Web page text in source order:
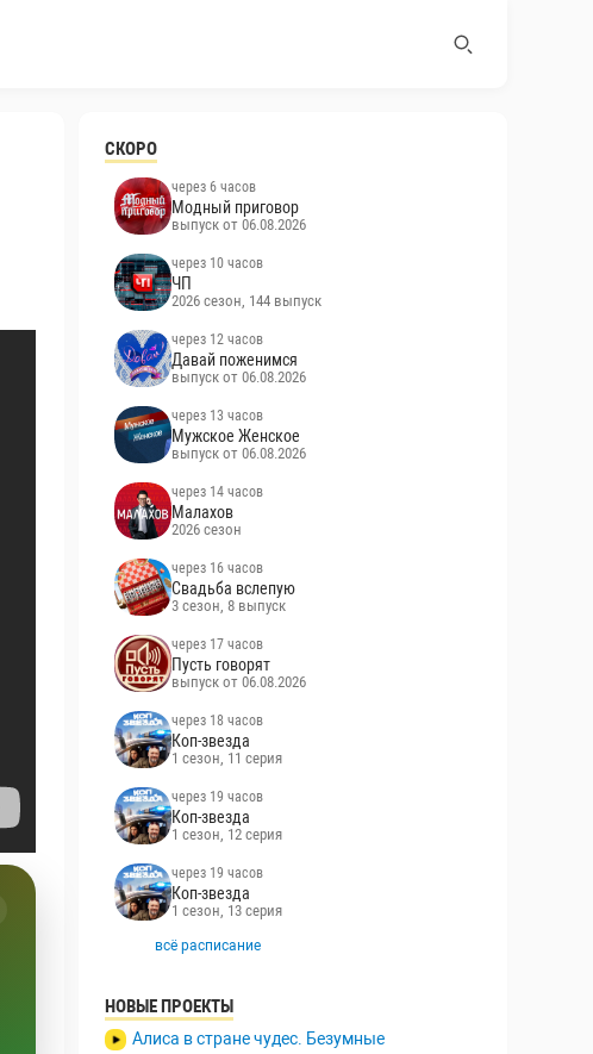
СКОРО
через 6 часов
Модный приговор
выпуск от 06.08.2026
через 10 часов
ЧП
2026 сезон, 144 выпуск
через 12 часов
Давай поженимся
выпуск от 06.08.2026
через 13 часов
Мужское Женское
выпуск от 06.08.2026
через 14 часов
Малахов
2026 сезон
через 16 часов
Свадьба вслепую
3 сезон, 8 выпуск
через 17 часов
Пусть говорят
выпуск от 06.08.2026
через 18 часов
Коп-звезда
1 сезон, 11 серия
через 19 часов
Коп-звезда
1 сезон, 12 серия
через 19 часов
Коп-звезда
1 сезон, 13 серия
всё расписание